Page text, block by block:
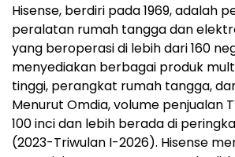
Hisense, berdiri pada 1969, adalah
peralatan rumah tangga dan
yang beroperasi di lebih dari 160
menyediakan berbagai produk
tinggi, perangkat rumah tangga,
Menurut Omdia, volume penjualan
100 inci dan lebih berada di
(2023-Triwulan I-2026). Hisense